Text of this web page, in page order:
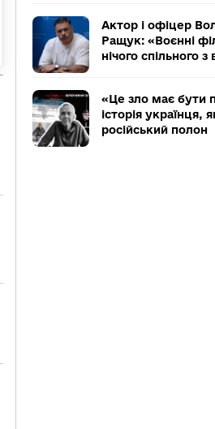
Актор і офіцер
Ращук: «Воєнні
нічого спільного з
«Це зло має бути
історія українця,
російський полон